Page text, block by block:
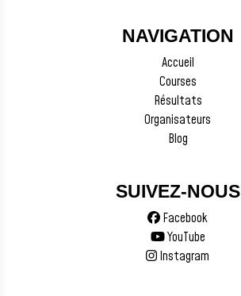
NAVIGATION
Accueil
Courses
Résultats
Organisateurs
Blog
SUIVEZ-NOUS
Facebook
YouTube
Instagram